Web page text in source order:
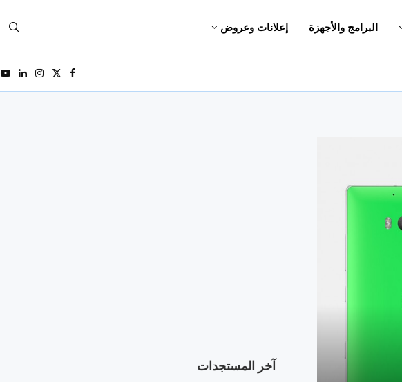
البرامج والأجهزة إعلانات وعروض
آخر المستجدات